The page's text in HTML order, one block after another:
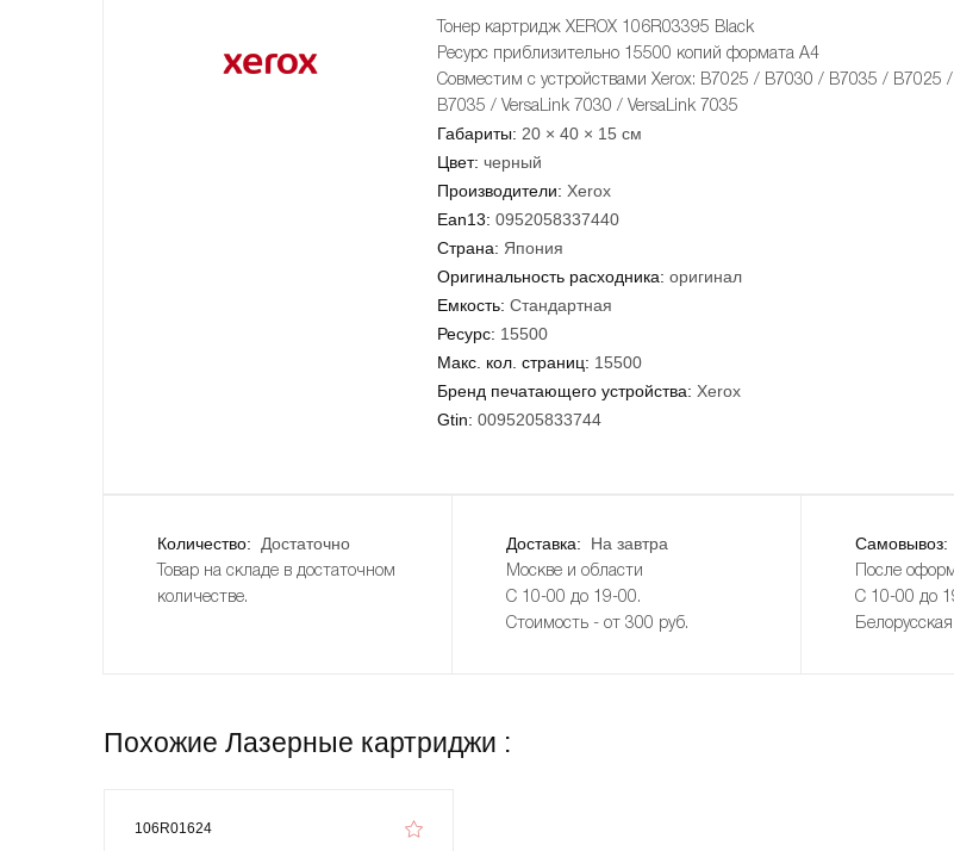
Тонер картридж XEROX 106R03395 Black
Ресурс приблизительно 15500 копий формата А4
Совместим с устройствами Xerox: B7025 / B7030 / B7035 /
B7035 / VersaLink 7030 / VersaLink 7035
Габариты: 20 × 40 × 15 см
Цвет: черный
Производители: Xerox
Ean13: 0952058337440
Страна: Япония
Оригинальность расходника: оригинал
Емкость: Стандартная
Ресурс: 15500
Макс. кол. страниц: 15500
Бренд печатающего устройства: Xerox
Gtin: 0095205833744
Количество: Достаточно
Товар на складе в достаточном
количестве.
Доставка: На завтра
Москве и области
С 10-00 до 19-00.
Стоимость - от 300 руб.
Самовывоз:
После
С 10-00 до
Белорусская
Похожие Лазерные картриджи :
106R01624